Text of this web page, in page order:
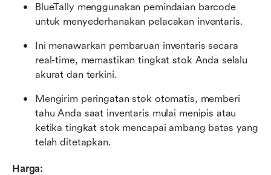
BlueTally menggunakan pemindaian barcode
untuk menyederhanakan pelacakan inventaris.
Ini menawarkan pembaruan inventaris secara
real-time, memastikan tingkat stok Anda selalu
akurat dan terkini.
Mengirim peringatan stok otomatis, memberi
tahu Anda saat inventaris mulai menipis atau
ketika tingkat stok mencapai ambang batas yang
telah ditetapkan.
Harga: